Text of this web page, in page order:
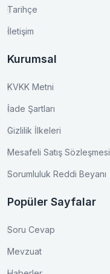
Tarihçe
İletişim
Kurumsal
KVKK Metni
İade Şartları
Gizlilik İlkeleri
Mesafeli Satış Sözleşmesi
Sorumluluk Reddi Beyanı
Popüler Sayfalar
Soru Cevap
Mevzuat